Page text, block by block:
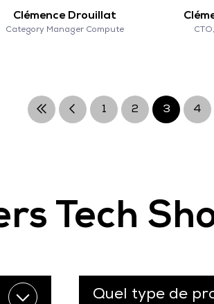
Clémence Drouillat
Category Manager Compute CTO,
1 2 3 4
Tech
Quel type de